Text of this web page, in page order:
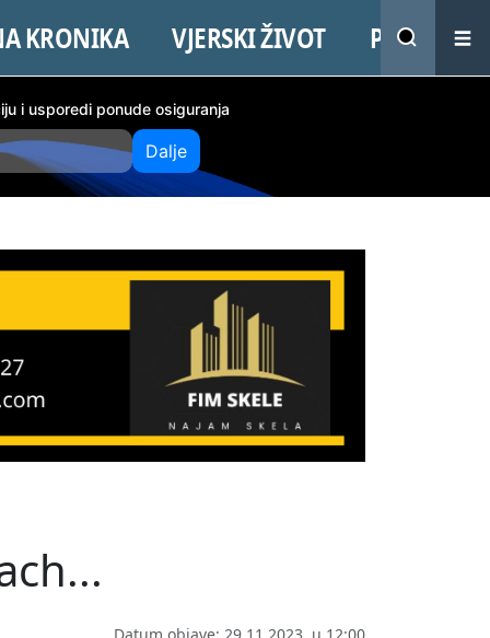
KRONIKA VJERSKI ŽIVOT PROMO
i usporedi ponude osiguranja
Dalje